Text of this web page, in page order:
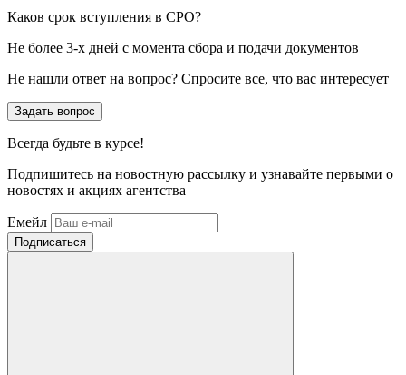
Каков срок вступления в СРО?
Не более 3-х дней с момента сбора и подачи документов
Не нашли ответ на вопрос? Спросите все, что вас интересует
Задать вопрос
Всегда будьте в курсе!
Подпишитесь на новостную рассылку и узнавайте первыми о
новостях и акциях агентства
Емейл